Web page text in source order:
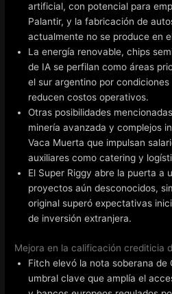
artificial, con potencial para
Palantir, y la fabricación de
actualmente no se produce en
La energía renovable, chips
de IA se perfilan como áreas
el sur argentino por
reducen costos operativos.
Otras posibilidades
minería avanzada y complejos
Vaca Muerta que impulsan
auxiliares como catering y
El Super Riggy abre la puerta a
proyectos aún desconocidos,
original superó expectativas
de inversión extranjera.
Mejora en la calificación crediticia
Fitch elevó la nota soberana de
umbral clave que amplía el